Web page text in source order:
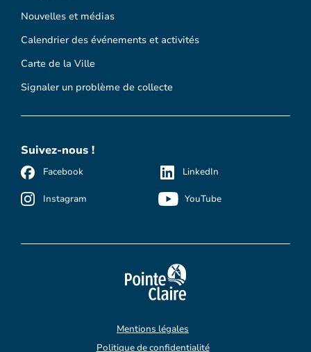
Nouvelles et médias
Calendrier des événements et activités
Carte de la Ville
Signaler un problème de collecte
Suivez-nous !
Facebook
Instagram
LinkedIn
YouTube
Mentions légales
Politique de confidentialité